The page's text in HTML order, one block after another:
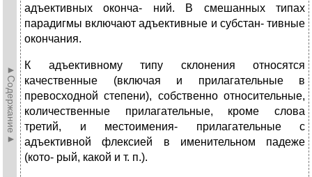
►Содержание►
адъективных оконча- ний. В смешанных типах
парадигмы включают адъективные и субстан- тивные
окончания.
К адъективному типу склонения относятся
качественные (включая и прилагательные в
превосходной степени), собственно относительные,
количественные прилагательные, кроме слова
третий, и местоимения- прилагательные с
адъективной флексией в именительном падеже
(кото- рый, какой и т. п.).